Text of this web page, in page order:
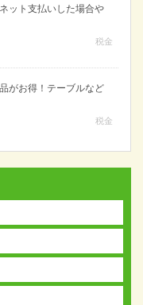
ット支払いした場合や
税金
がお得！テーブルなど
税金